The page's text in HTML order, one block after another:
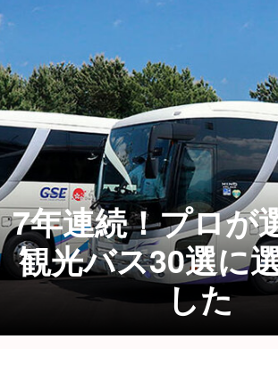
7年連続！プロが
観光バス30選に
した